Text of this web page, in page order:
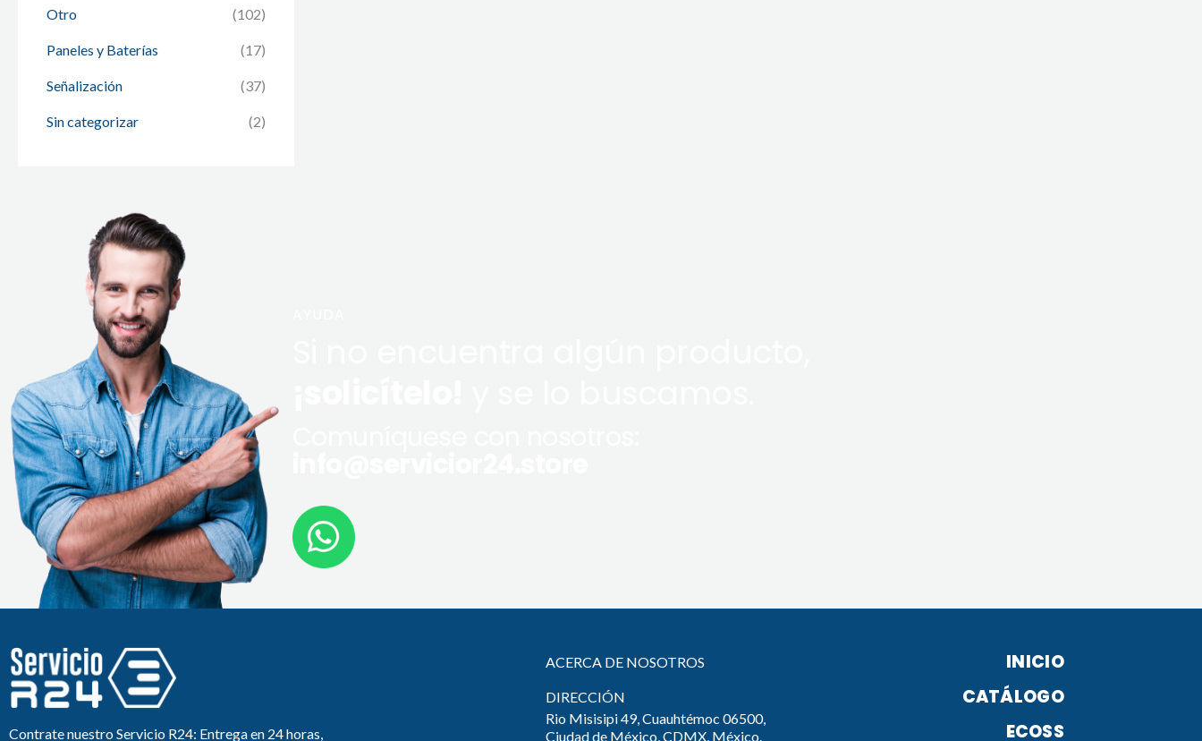
Otro (102)
Paneles y Baterías (17)
Señalización (37)
Sin categorizar (2)
Contrate nuestro Servicio R24: Entrega en 24 horas,
ACERCA DE NOSOTROS
DIRECCIÓN
Rio Misisipi 49, Cuauhtémoc 06500,
Ciudad de México, CDMX, México.
INICIO
CATÁLOGO
ECOSS